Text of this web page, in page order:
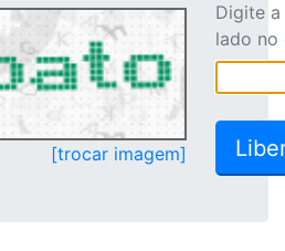
[trocar imagem]
Digite
lado no